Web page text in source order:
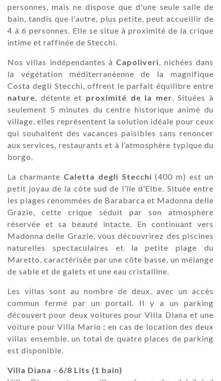
personnes, mais ne dispose que d'une seule salle de
bain, tandis que l'autre, plus petite, peut accueillir de
4 à 6 personnes. Elle se situe à proximité de la crique
intime et raffinée de Stecchi.
Nos villas indépendantes à Capoliveri, nichées dans
la végétation méditerranéenne de la magnifique
Costa degli Stecchi, offrent le parfait équilibre entre
nature, détente et proximité de la mer. Situées à
seulement 5 minutes du centre historique animé du
village, elles représentent la solution idéale pour ceux
qui souhaitent des vacances paisibles sans renoncer
aux services, restaurants et à l’atmosphère typique du
borgo.
La charmante Caletta degli Stecchi (400 m) est un
petit joyau de la côte sud de l’île d’Elbe. Située entre
les plages renommées de Barabarca et Madonna delle
Grazie, cette crique séduit par son atmosphère
réservée et sa beauté intacte. En continuant vers
Madonna delle Grazie, vous découvrirez des piscines
naturelles spectaculaires et la petite plage du
Maretto, caractérisée par une côte basse, un mélange
de sable et de galets et une eau cristalline.
Les villas sont au nombre de deux, avec un accès
commun fermé par un portail. Il y a un parking
découvert pour deux voitures pour Villa Diana et une
voiture pour Villa Mario ; en cas de location des deux
villas ensemble, un total de quatre places de parking
est disponible.
Villa Diana - 6/8 Lits (1 bain)